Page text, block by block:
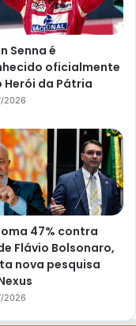
Senna é
oficialmente
Herói da Pátria
2026
47% contra
Flávio Bolsonaro,
nova pesquisa
2026